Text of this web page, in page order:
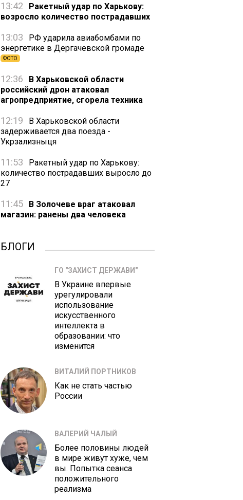
13:42
Ракетный удар по Харькову:
возросло количество пострадавших
13:03
РФ ударила авиабомбами по
энергетике в Дергачевской громаде
ФОТО
12:36
В Харьковской области
российский дрон атаковал
агропредприятие, сгорела техника
12:19
В Харьковской области
задерживается два поезда -
Укрзализныця
11:53
Ракетный удар по Харькову:
количество пострадавших выросло до
27
11:45
В Золочеве враг атаковал
магазин: ранены два человека
БЛОГИ
ГО "ЗАХИСТ ДЕРЖАВИ"
В Украине впервые
урегулировали
использование
искусственного
интеллекта в
образовании: что
изменится
ВИТАЛИЙ ПОРТНИКОВ
Как не стать частью
России
ВАЛЕРИЙ ЧАЛЫЙ
Более половины людей
в мире живут хуже, чем
вы. Попытка сеанса
положительного
реализма